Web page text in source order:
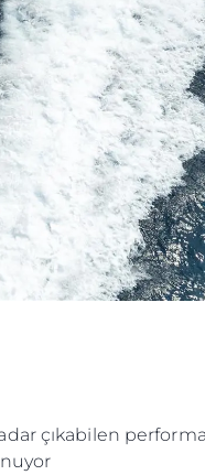
çıkabilen
Öğrenin